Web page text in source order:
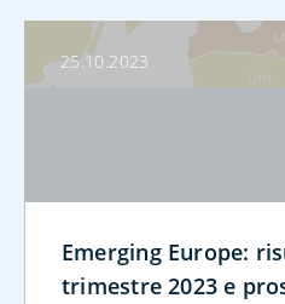
25.10.2023
Emerging Europe:
trimestre 2023 e